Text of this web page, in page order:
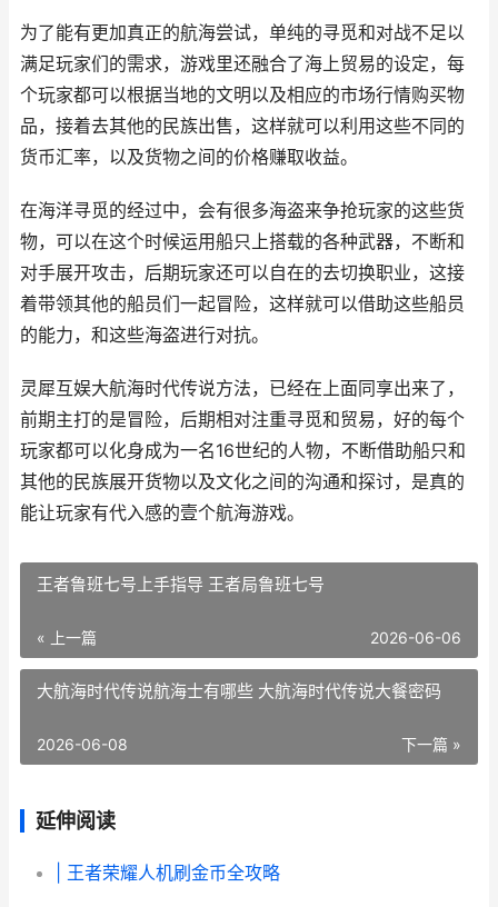
为了能有更加真正的航海尝试，单纯的寻觅和对战不足以
满足玩家们的需求，游戏里还融合了海上贸易的设定，每
个玩家都可以根据当地的文明以及相应的市场行情购买物
品，接着去其他的民族出售，这样就可以利用这些不同的
货币汇率，以及货物之间的价格赚取收益。
在海洋寻觅的经过中，会有很多海盗来争抢玩家的这些货
物，可以在这个时候运用船只上搭载的各种武器，不断和
对手展开攻击，后期玩家还可以自在的去切换职业，这接
着带领其他的船员们一起冒险，这样就可以借助这些船员
的能力，和这些海盗进行对抗。
灵犀互娱大航海时代传说方法，已经在上面同享出来了，
前期主打的是冒险，后期相对注重寻觅和贸易，好的每个
玩家都可以化身成为一名16世纪的人物，不断借助船只和
其他的民族展开货物以及文化之间的沟通和探讨，是真的
能让玩家有代入感的壹个航海游戏。
王者鲁班七号上手指导 王者局鲁班七号
« 上一篇 2026-06-06
大航海时代传说航海士有哪些 大航海时代传说大餐密码
下一篇 »
2026-06-08
延伸阅读
| 王者荣耀人机刷金币全攻略